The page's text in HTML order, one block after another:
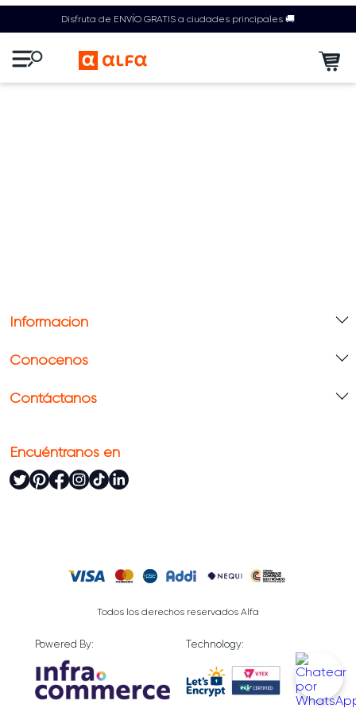
Disfruta de ENVÍO GRATIS a ciudades principales 🚚
Información
Conócenos
Contáctanos
Encuéntranos en
Todos los derechos reservados Alfa
Powered By: Technology: